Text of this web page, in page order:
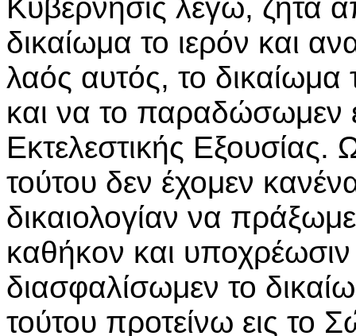
Κυβέρνησις λέγω, ζητά
δικαίωμα το ιερόν και
λαός αυτός, το δικαίωμα
και να το παραδώσωμεν
Εκτελεστικής
τούτου δεν έχομεν
δικαιολογίαν να
καθήκον και
διασφαλίσωμεν το
τούτου προτείνω εις το